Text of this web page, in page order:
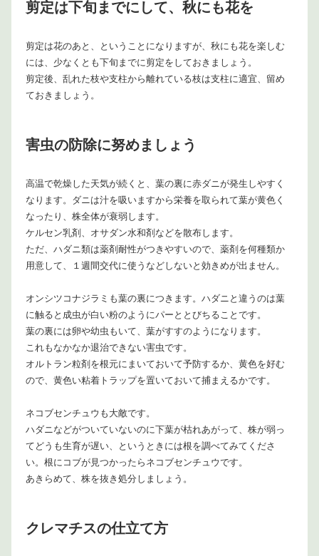
剪定は下旬までにして、秋にも花を
剪定は花のあと、ということになりますが、秋にも花を楽しむ
には、少なくとも下旬までに剪定をしておきましょう。
剪定後、乱れた枝や支柱から離れている枝は支柱に適宜、留め
ておきましょう。
害虫の防除に努めましょう
高温で乾燥した天気が続くと、葉の裏に赤ダニが発生しやすく
なります。ダニは汁を吸いますから栄養を取られて葉が黄色く
なったり、株全体が衰弱します。
ケルセン乳剤、オサダン水和剤などを散布します。
ただ、ハダニ類は薬剤耐性がつきやすいので、薬剤を何種類か
用意して、１週間交代に使うなどしないと効きめが出ません。
オンシツコナジラミも葉の裏につきます。ハダニと違うのは葉
に触ると成虫が白い粉のようにパーととびちることです。
葉の裏には卵や幼虫もいて、葉がすすのようになります。
これもなかなか退治できない害虫です。
オルトラン粒剤を根元にまいておいて予防するか、黄色を好む
ので、黄色い粘着トラップを置いておいて捕まえるかです。
ネコブセンチュウも大敵です。
ハダニなどがついていないのに下葉が枯れあがって、株が弱っ
てどうも生育が遅い、というときには根を調べてみてくださ
い。根にコブが見つかったらネコブセンチュウです。
あきらめて、株を抜き処分しましょう。
クレマチスの仕立て方